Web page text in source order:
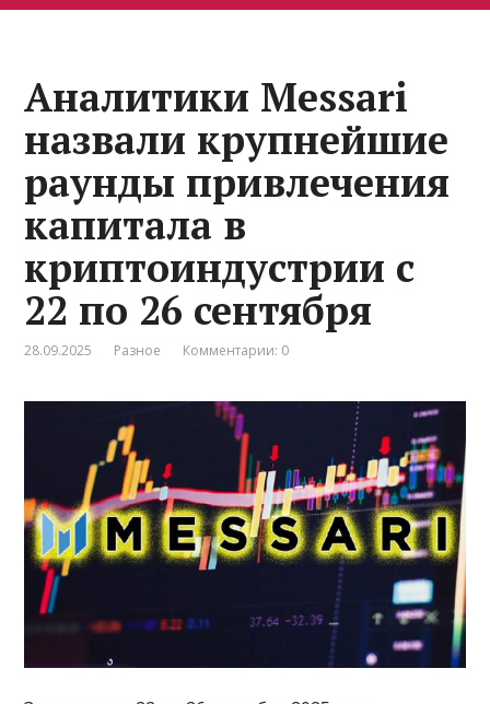
Аналитики Mеssari
назвали крупнейшие
раунды привлечения
капитала в
криптоиндустрии с
22 по 26 сентября
28.09.2025 Разное Комментарии: 0